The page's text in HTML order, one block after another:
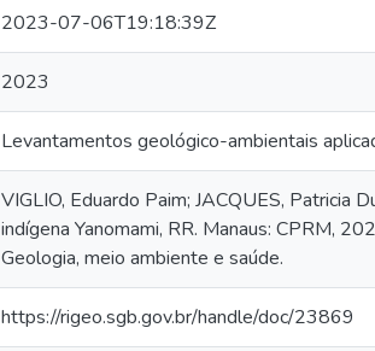
2023-07-06T19:18:39Z
2023
Levantamentos geológico-ambientais
VIGLIO, Eduardo Paim; JACQUES, Patricia
indígena Yanomami, RR. Manaus: CPRM,
Geologia, meio ambiente e saúde.
https://rigeo.sgb.gov.br/handle/doc/23869